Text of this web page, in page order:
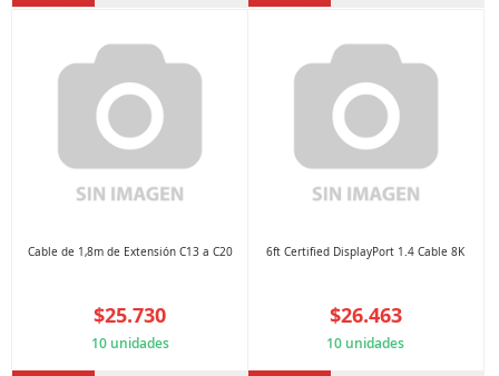
Cable de 1,8m de Extensión C13 a C20
$25.730
10 unidades
6ft Certified DisplayPort 1.4 Cable 8K
$26.463
10 unidades